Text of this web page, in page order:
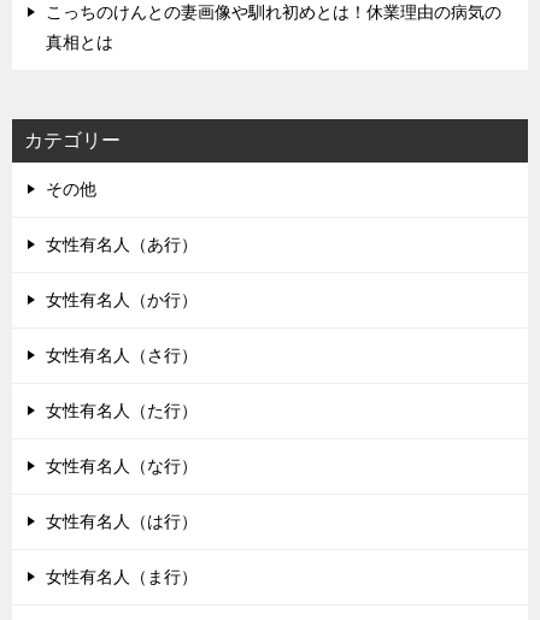
こっちのけんとの妻画像や馴れ初めとは！休業理由の病気の
真相とは
カテゴリー
その他
女性有名人（あ行）
女性有名人（か行）
女性有名人（さ行）
女性有名人（た行）
女性有名人（な行）
女性有名人（は行）
女性有名人（ま行）